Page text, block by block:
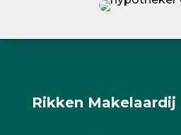
Rikken Makelaardij